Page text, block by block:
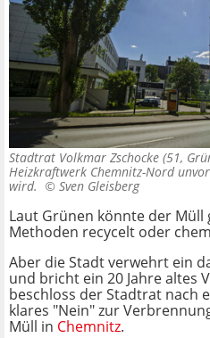
Stadtrat Volkmar Zschocke (51,
Heizkraftwerk Chemnitz-Nord
wird. © Sven Gleisberg
Laut Grünen könnte der
Methoden recycelt oder
Aber die Stadt verwehrt ein
und bricht ein 20 Jahre altes
beschloss der Stadtrat nach
klares "Nein" zur
Müll in Chemnitz.